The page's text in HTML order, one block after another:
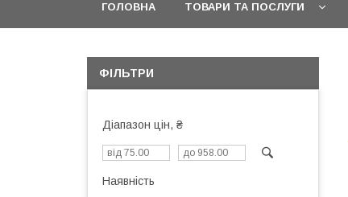
ГОЛОВНА ТОВАРИ ТА ПОСЛУГИ
ФІЛЬТРИ
Діапазон цін, ₴
Наявність